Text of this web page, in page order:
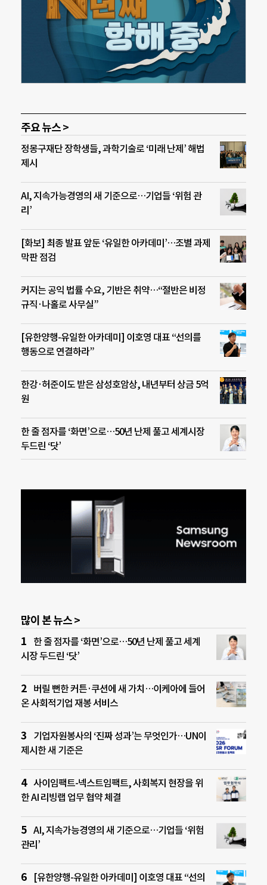
주요 뉴스 >
정몽구재단 장학생들, 과학기술로 ‘미래 난제’ 해법
제시
AI, 지속가능경영의 새 기준으로…기업들 ‘위험 관
리’
[화보] 최종 발표 앞둔 ‘유일한 아카데미’…조별 과제
막판 점검
커지는 공익 법률 수요, 기반은 취약…“절반은 비정
규직·나홀로 사무실”
[유한양행-유일한 아카데미] 이호영 대표 “선의를
행동으로 연결하라”
한강·허준이도 받은 삼성호암상, 내년부터 상금 5억
원
한 줄 점자를 ‘화면’으로…50년 난제 풀고 세계시장
두드린 ‘닷’
많이 본 뉴스 >
한 줄 점자를 ‘화면’으로…50년 난제 풀고 세계
시장 두드린 ‘닷’
버릴 뻔한 커튼·쿠션에 새 가치…이케아에 들어
온 사회적기업 재봉 서비스
기업자원봉사의 ‘진짜 성과’는 무엇인가…UN이
제시한 새 기준은
사이임팩트-넥스트임팩트, 사회복지 현장을 위
한 AI 리빙랩 업무 협약 체결
AI, 지속가능경영의 새 기준으로…기업들 ‘위험
관리’
[유한양행-유일한 아카데미] 이호영 대표 “선의